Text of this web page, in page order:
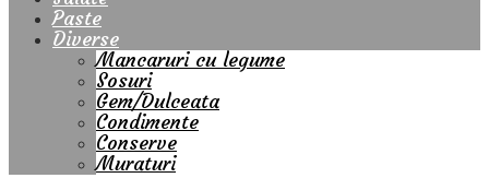
Paste
Diverse
Mancaruri cu legume
Sosuri
Gem/Dulceata
Condimente
Conserve
Muraturi